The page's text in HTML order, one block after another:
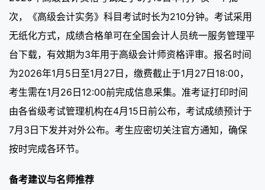
次，《高级会计实务》科目考试时长为210分钟。考试采用
无纸化方式，成绩合格单可在全国会计人员统一服务管理平
台下载，有效期为3年用于高级会计师资格评审。报名时间
为2026年1月5日至1月27日，缴费截止于1月27日18:00，
考生需在1月26日12:00前完成信息采集。准考证打印时间
由各省级考试管理机构在4月15日前公布，考试成绩预计于
7月3日下发并对外公布。考生应密切关注官方通知，确保
按时完成各环节。
备考建议与名师推荐